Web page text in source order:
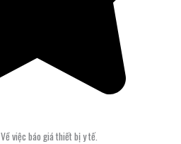
Về việc báo giá thiết bị y tế.